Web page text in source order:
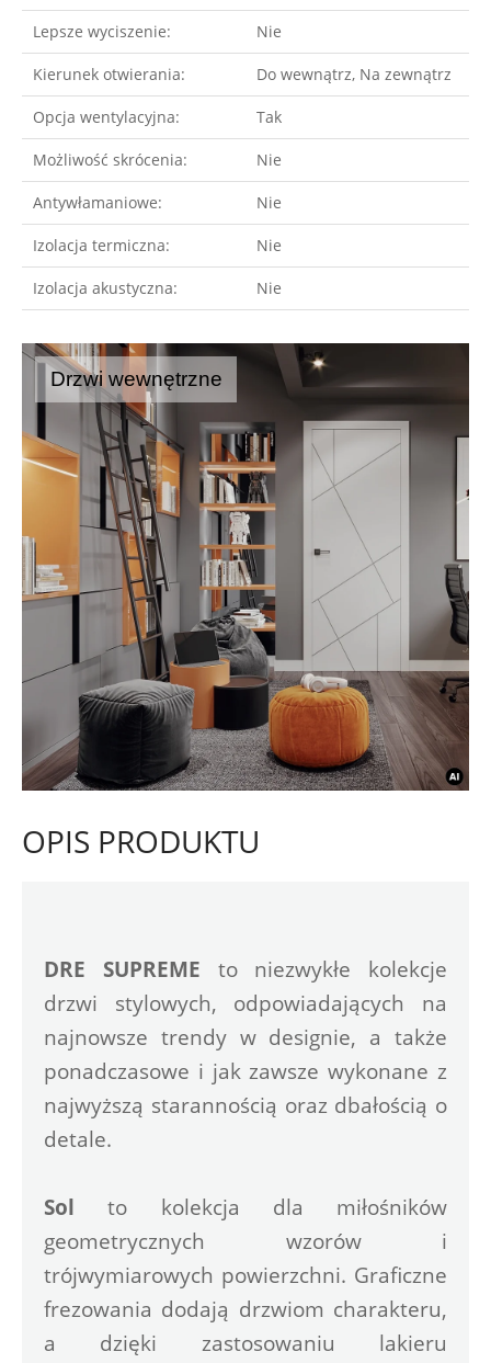
Lepsze wyciszenie: Nie
Kierunek otwierania: Do wewnątrz, Na zewnątrz
Opcja wentylacyjna: Tak
Możliwość skrócenia: Nie
Antywłamaniowe: Nie
Izolacja termiczna: Nie
Izolacja akustyczna: Nie
Drzwi wewnętrzne
OPIS PRODUKTU
DRE SUPREME to niezwykłe kolekcje
drzwi stylowych, odpowiadających na
najnowsze trendy w designie, a także
ponadczasowe i jak zawsze wykonane z
najwyższą starannością oraz dbałością o
detale.
Sol to kolekcja dla miłośników
geometrycznych wzorów i
trójwymiarowych powierzchni. Graficzne
frezowania dodają drzwiom charakteru,
a dzięki zastosowaniu lakieru